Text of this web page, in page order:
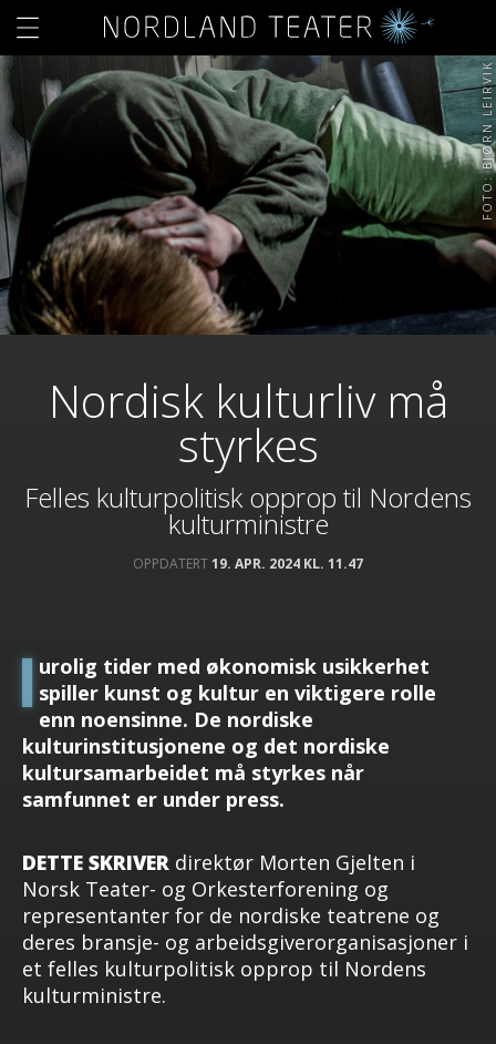
FOTO: BJØRN LEIRVIK
Nordisk kulturliv må
styrkes
Felles kulturpolitisk opprop til Nordens
kulturministre
OPPDATERT19. APR. 2024 KL. 11.47
I urolig tider med økonomisk usikkerhet
spiller kunst og kultur en viktigere rolle
enn noensinne. De nordiske
kulturinstitusjonene og det nordiske
kultursamarbeidet må styrkes når
samfunnet er under press.
DETTE SKRIVER direktør Morten Gjelten i
Norsk Teater- og Orkesterforening og
representanter for de nordiske teatrene og
deres bransje- og arbeidsgiverorganisasjoner i
et felles kulturpolitisk opprop til Nordens
kulturministre.